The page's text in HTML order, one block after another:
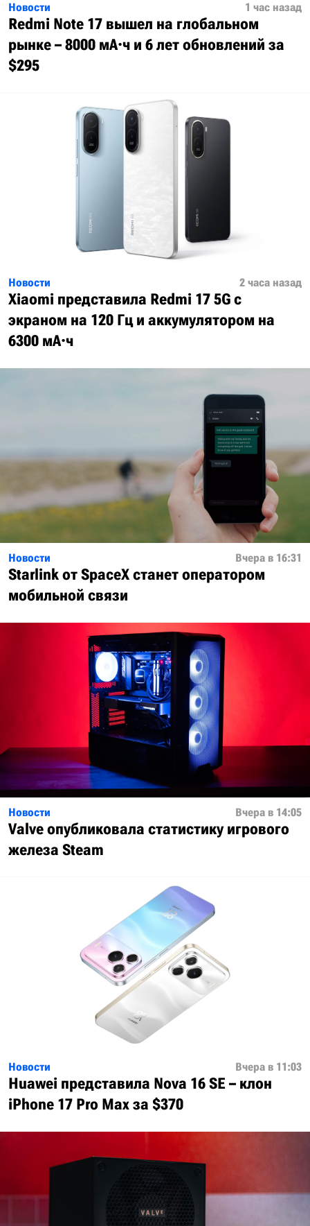
Новости 1 час назад
Redmi Note 17 вышел на глобальном
рынке – 8000 мА·ч и 6 лет обновлений за
$295
Новости 2 часа назад
Xiaomi представила Redmi 17 5G с
экраном на 120 Гц и аккумулятором на
6300 мА·ч
Новости Вчера в 16:31
Starlink от SpaceX станет оператором
мобильной связи
Новости Вчера в 14:05
Valve опубликовала статистику игрового
железа Steam
Новости Вчера в 11:03
Huawei представила Nova 16 SE – клон
iPhone 17 Pro Max за $370